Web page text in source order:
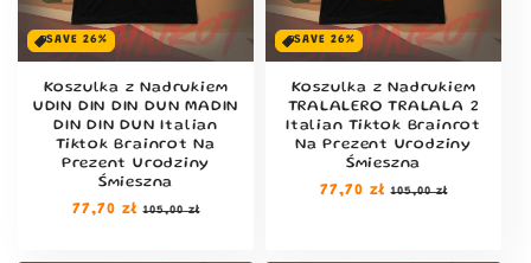
a
:
SAVE 26%
Koszulka z Nadrukiem
UDIN DIN DIN DUN MADIN
DIN DIN DUN Italian
Tiktok Brainrot Na
Prezent Urodziny
Śmieszna
Cena
77,70 zł Cena
105,00 zł
SAVE 26%
Koszulka z Nadrukiem
TRALALERO TRALALA 2
Italian Tiktok Brainrot
Na Prezent Urodziny
Śmieszna
Cena
77,70 zł Cena
105,00 zł